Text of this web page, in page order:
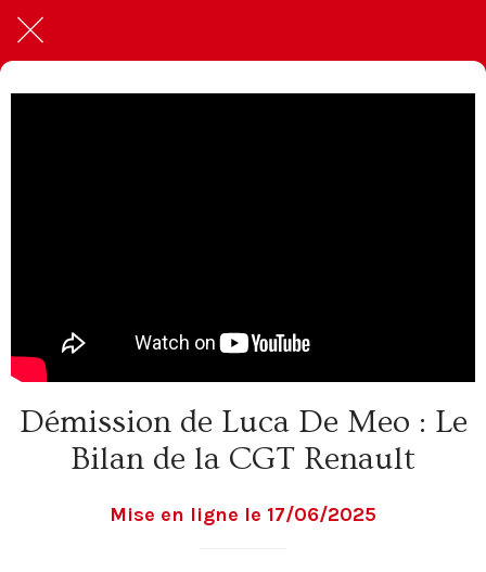
Démission de Luca De Meo : Le
Bilan de la CGT Renault
Mise en ligne le 17/06/2025